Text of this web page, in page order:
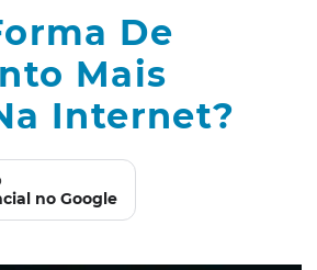
De
Mais
Internet?
no Google